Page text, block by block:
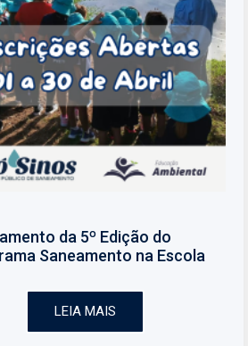
da 5º Edição do
Saneamento na Escola
LEIA MAIS